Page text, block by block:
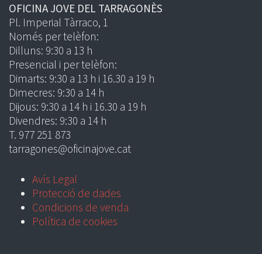
OFICINA JOVE DEL TARRAGONÈS
Pl. Imperial Tàrraco, 1
Només per telèfon:
Dilluns: 9:30 a 13 h
Presencial i per telèfon:
Dimarts: 9:30 a 13 h i 16.30 a 19 h
Dimecres: 9:30 a 14 h
Dijous: 9:30 a 14 h i 16.30 a 19 h
Divendres: 9:30 a 14 h
T. 977 251 873
tarragones@oficinajove.cat
Avís Legal
Protecció de dades
Condicions de venda
Política de cookies